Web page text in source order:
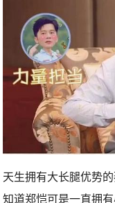
天生拥有大长腿优势
知道郑恺可是一直拥